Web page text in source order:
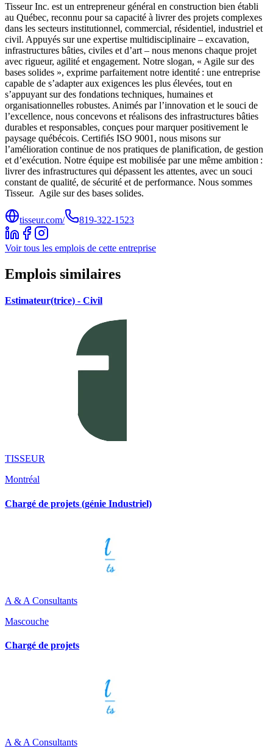
Tisseur Inc. est un entrepreneur général en construction bien établi
au Québec, reconnu pour sa capacité à livrer des projets complexes
dans les secteurs institutionnel, commercial, résidentiel, industriel et
civil. Appuyés sur une expertise multidisciplinaire – excavation,
infrastructures bâties, civiles et d’art – nous menons chaque projet
avec rigueur, agilité et engagement. Notre slogan, « Agile sur des
bases solides », exprime parfaitement notre identité : une entreprise
capable de s’adapter aux exigences les plus élevées, tout en
s’appuyant sur des fondations techniques, humaines et
organisationnelles robustes. Animés par l’innovation et le souci de
l’excellence, nous concevons et réalisons des infrastructures bâties
durables et responsables, conçues pour marquer positivement le
paysage québécois. Certifiés ISO 9001, nous misons sur
l’amélioration continue de nos pratiques de planification, de gestion
et d’exécution. Notre équipe est mobilisée par une même ambition :
livrer des infrastructures qui dépassent les attentes, avec un souci
constant de qualité, de sécurité et de performance. Nous sommes
Tisseur. Agile sur des bases solides.
tisseur.com/ 819-322-1523
Voir tous les emplois de cette entreprise
Emplois similaires
Estimateur(trice) - Civil
TISSEUR
Montréal
Chargé de projets (génie Industriel)
A & A Consultants
Mascouche
Chargé de projets
A & A Consultants